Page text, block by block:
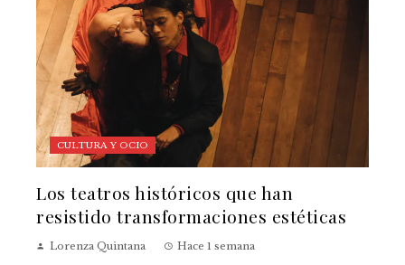
CULTURA Y OCIO
Los teatros históricos que han
resistido transformaciones estéticas
Lorenza Quintana Hace 1 semana